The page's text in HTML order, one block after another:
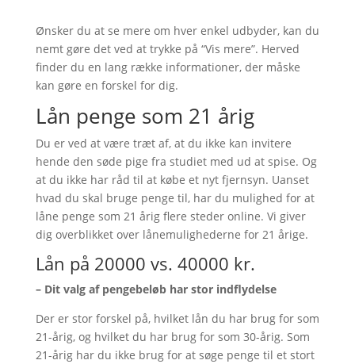
Ønsker du at se mere om hver enkel udbyder, kan du
nemt gøre det ved at trykke på “Vis mere”. Herved
finder du en lang række informationer, der måske
kan gøre en forskel for dig.
Lån penge som 21 årig
Du er ved at være træt af, at du ikke kan invitere
hende den søde pige fra studiet med ud at spise. Og
at du ikke har råd til at købe et nyt fjernsyn. Uanset
hvad du skal bruge penge til, har du mulighed for at
låne penge som 21 årig flere steder online. Vi giver
dig overblikket over lånemulighederne for 21 årige.
Lån på 20000 vs. 40000 kr.
– Dit valg af pengebeløb har stor indflydelse
Der er stor forskel på, hvilket lån du har brug for som
21-årig, og hvilket du har brug for som 30-årig. Som
21-årig har du ikke brug for at søge penge til et stort